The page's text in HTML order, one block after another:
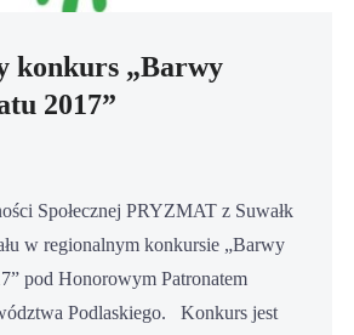
konkurs „Barwy
2017”
Społecznej PRYZMAT z Suwałk
w regionalnym konkursie „Barwy
pod Honorowym Patronatem
Podlaskiego. Konkurs jest